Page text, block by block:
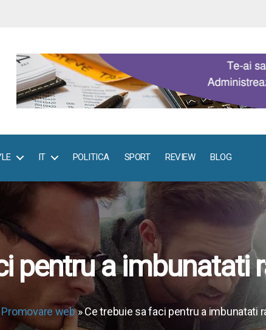
IT POLITICA SPORT REVIEW BLOG
pentru a imbunatati
Promovare web» Ce trebuie sa faci pentru a imbunatati